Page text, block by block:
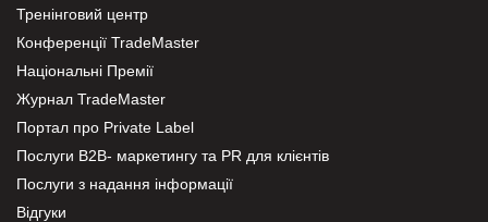
Тренінговий центр
Конференції TradeMaster
Національні Премії
Журнал TradeMaster
Портал про Private Label
Послуги В2В- маркетингу та PR для клієнтів
Послуги з надання інформації
Відгуки